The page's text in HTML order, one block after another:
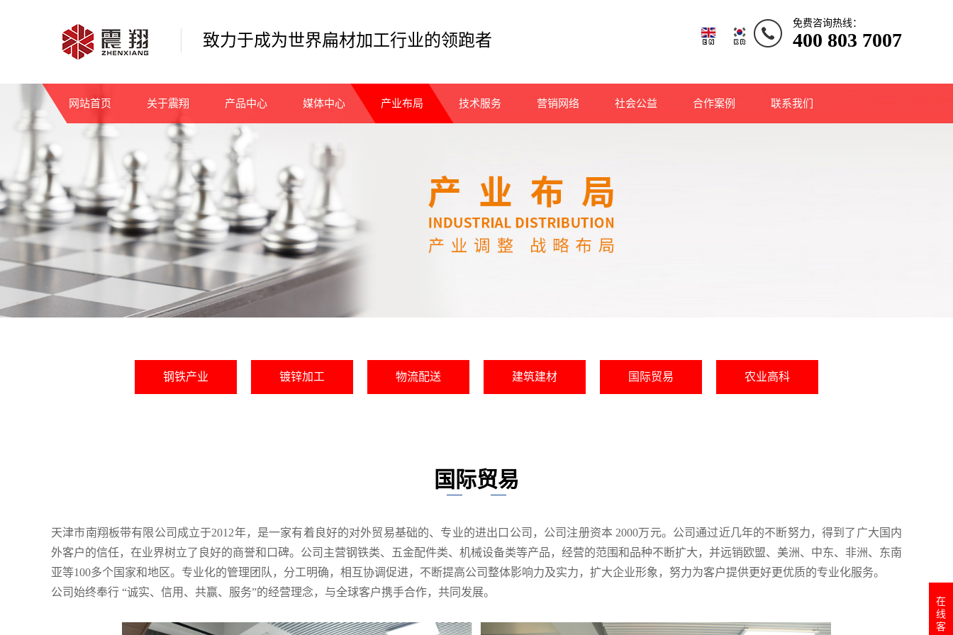
致力于成为世界扁材加工行业的领跑者
免费咨询热线：
400 803 7007
网站首页 关于震翔 产品中心 媒体中心 产业布局 技术服务 营销网络 社会公益 合作案例 联系我们
钢铁产业 镀锌加工 物流配送 建筑建材 国际贸易 农业高科
国际贸易
天津市南翔板带有限公司成立于2012年，是一家有着良好的对外贸易基础的、专业的进出口公司，公司注册资本 2000万元。公司通过近几年的不断努力，得到了广大国内
外客户的信任，在业界树立了良好的商誉和口碑。公司主营钢铁类、五金配件类、机械设备类等产品，经营的范围和品种不断扩大，并远销欧盟、美洲、中东、非洲、东南
亚等100多个国家和地区。专业化的管理团队，分工明确，相互协调促进，不断提高公司整体影响力及实力，扩大企业形象，努力为客户提供更好更优质的专业化服务。
公司始终奉行 “诚实、信用、共赢、服务”的经营理念，与全球客户携手合作，共同发展。
在
线
客